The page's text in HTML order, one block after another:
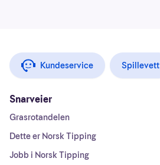
Kundeservice Spillevett
Snarveier
Grasrotandelen
Dette er Norsk Tipping
Jobb i Norsk Tipping